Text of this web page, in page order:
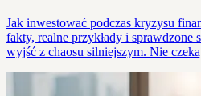
Jak inwestować podczas kryzysu
fakty, realne przykłady i sprawdzone
wyjść z chaosu silniejszym. Nie